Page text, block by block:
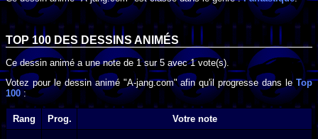
TOP 100 DES DESSINS ANIMÉS
Ce dessin animé a une note de1sur 5 avec1vote(s).
Votez pour le dessin animé "A-jang.com" afin qu'il progresse dans le Top
100:
Rang Prog. Votre note